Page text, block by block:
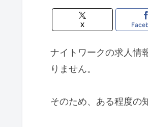
X
ナイトワークの求人情
りません。
そのため、ある程度の